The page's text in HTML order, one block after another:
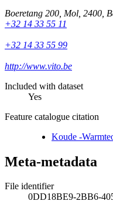
Boeretang 200 Mol 2400
+32 14 33 55 11
+32 14 33 55 99
http://www.vito.be
Included with dataset
Yes
Feature catalogue citation
Koude -
Meta-metadata
File identifier
0DD18BE9-2BB6-